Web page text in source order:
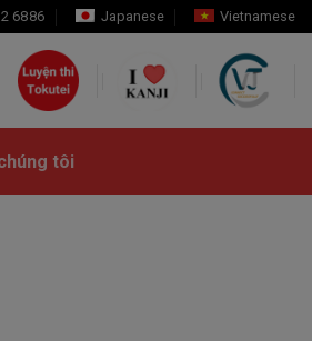
6886 Japanese Vietnamese
tôi